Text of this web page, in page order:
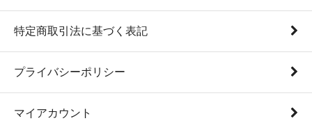
特定商取引法に基づく表記
プライバシーポリシー
マイアカウント